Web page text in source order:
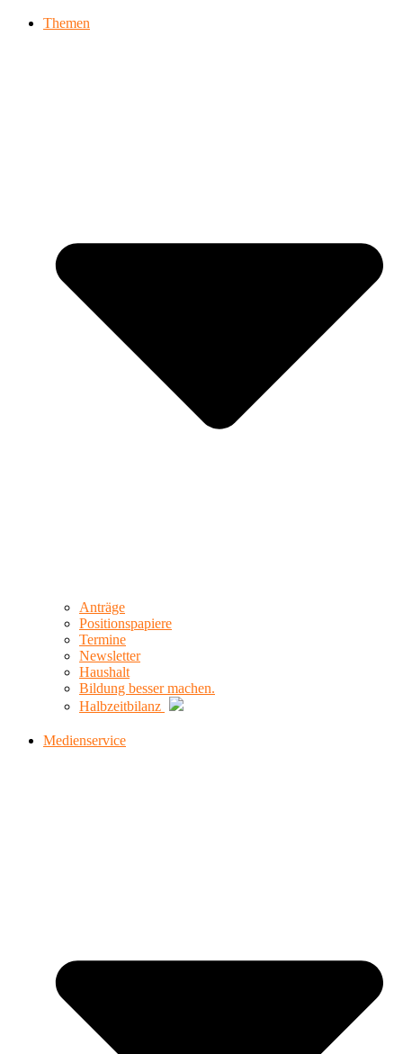
Themen
Anträge
Positionspapiere
Termine
Newsletter
Haushalt
Bildung besser machen.
Halbzeitbilanz
Medienservice